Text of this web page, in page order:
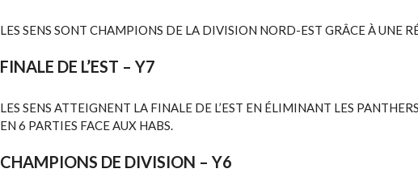
LES SENS SONT CHAMPIONS DE LA DIVISION NORD-EST GRÂCE À UNE
FINALE DE L’EST – Y7
LES SENS ATTEIGNENT LA FINALE DE L’EST EN ÉLIMINANT LES
EN 6 PARTIES FACE AUX HABS.
CHAMPIONS DE DIVISION – Y6